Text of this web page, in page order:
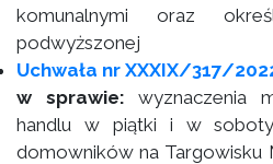
komunalnymi oraz
podwyższonej
Uchwała nr XXXIX/317/
w sprawie: wyznaczenia
handlu w piątki i w
domowników na Targowisku